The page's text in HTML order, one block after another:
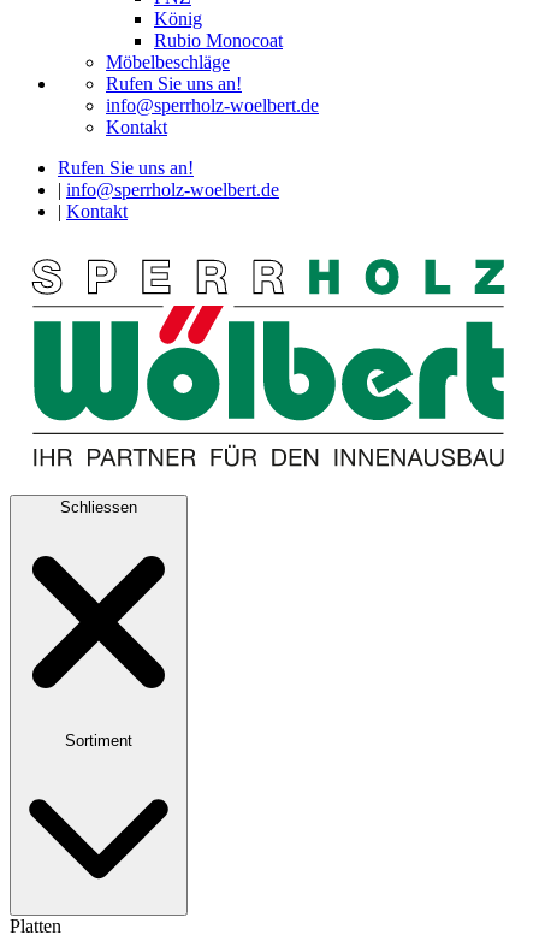
König
Rubio Monocoat
Möbelbeschläge
Rufen Sie uns an!
info@sperrholz-woelbert.de
Kontakt
Rufen Sie uns an!
info@sperrholz-woelbert.de
Kontakt
Schliessen
Sortiment
Platten